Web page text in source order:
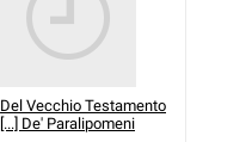
Del Vecchio Testamento
[...] De' Paralipomeni